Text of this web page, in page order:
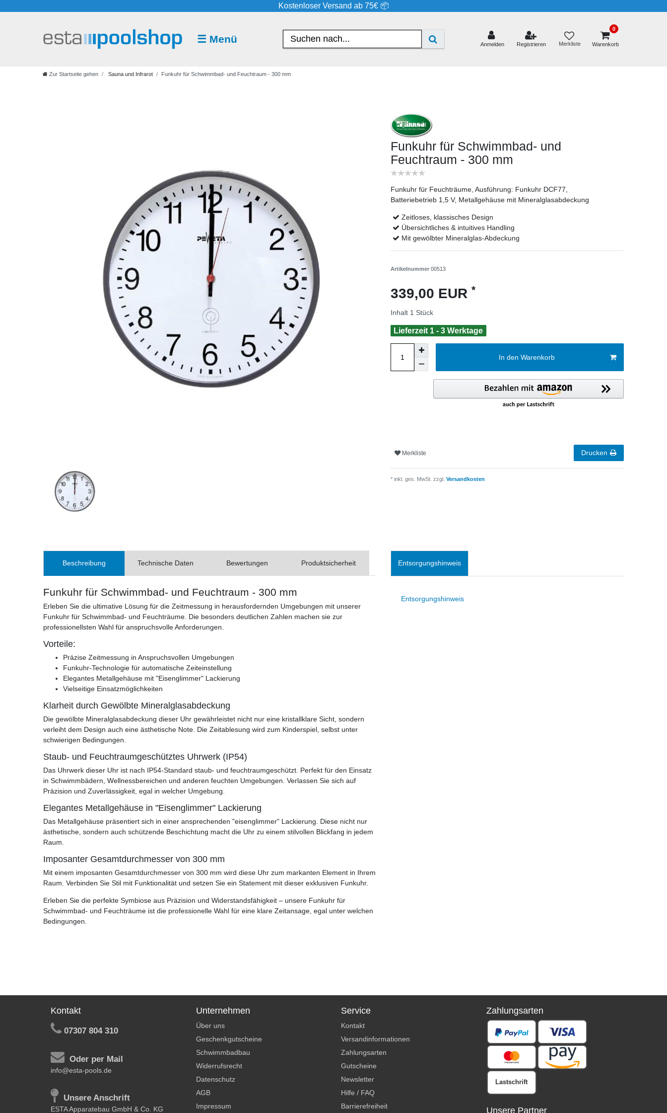
Kostenloser Versand ab 75€ 📦
☰ Menü Anmelden Registrieren Merkliste
0
Warenkorb
Zur Startseite gehen Sauna und Infrarot Funkuhr für Schwimmbad- und Feuchtraum - 300 mm
Funkuhr für Schwimmbad- und
Feuchtraum - 300 mm
Funkuhr für Feuchträume, Ausführung: Funkuhr DCF77,
Batteriebetrieb 1,5 V, Metallgehäuse mit Mineralglasabdeckung
Zeitloses, klassisches Design
Übersichtliches & intuitives Handling
Mit gewölbter Mineralglas-Abdeckung
Artikelnummer 00513
339,00 EUR *
Inhalt 1 Stück
Lieferzeit 1 - 3 Werktage
In den Warenkorb
Merkliste Drucken
* inkl. ges. MwSt. zzgl. Versandkosten
Beschreibung Technische Daten Bewertungen Produktsicherheit
Funkuhr für Schwimmbad- und Feuchtraum - 300 mm
Erleben Sie die ultimative Lösung für die Zeitmessung in herausfordernden Umgebungen mit unserer
Funkuhr für Schwimmbad- und Feuchträume. Die besonders deutlichen Zahlen machen sie zur
professionellsten Wahl für anspruchsvolle Anforderungen.
Vorteile:
Präzise Zeitmessung in Anspruchsvollen Umgebungen
Funkuhr-Technologie für automatische Zeiteinstellung
Elegantes Metallgehäuse mit "Eisenglimmer" Lackierung
Vielseitige Einsatzmöglichkeiten
Klarheit durch Gewölbte Mineralglasabdeckung
Die gewölbte Mineralglasabdeckung dieser Uhr gewährleistet nicht nur eine kristallklare Sicht, sondern
verleiht dem Design auch eine ästhetische Note. Die Zeitablesung wird zum Kinderspiel, selbst unter
schwierigen Bedingungen.
Staub- und Feuchtraumgeschütztes Uhrwerk (IP54)
Das Uhrwerk dieser Uhr ist nach IP54-Standard staub- und feuchtraumgeschützt. Perfekt für den Einsatz
in Schwimmbädern, Wellnessbereichen und anderen feuchten Umgebungen. Verlassen Sie sich auf
Präzision und Zuverlässigkeit, egal in welcher Umgebung.
Elegantes Metallgehäuse in "Eisenglimmer" Lackierung
Das Metallgehäuse präsentiert sich in einer ansprechenden "eisenglimmer" Lackierung. Diese nicht nur
ästhetische, sondern auch schützende Beschichtung macht die Uhr zu einem stilvollen Blickfang in jedem
Raum.
Imposanter Gesamtdurchmesser von 300 mm
Mit einem imposanten Gesamtdurchmesser von 300 mm wird diese Uhr zum markanten Element in Ihrem
Raum. Verbinden Sie Stil mit Funktionalität und setzen Sie ein Statement mit dieser exklusiven Funkuhr.
Erleben Sie die perfekte Symbiose aus Präzision und Widerstandsfähigkeit – unsere Funkuhr für
Schwimmbad- und Feuchträume ist die professionelle Wahl für eine klare Zeitansage, egal unter welchen
Bedingungen.
Entsorgungshinweis
Entsorgungshinweis
Kontakt
07307 804 310
Oder per Mail
info@esta-pools.de
Unsere Anschrift
ESTA Apparatebau GmbH & Co. KG
Unternehmen
Über uns
Geschenkgutscheine
Schwimmbadbau
Widerrufsrecht
Datenschutz
AGB
Impressum
Service
Kontakt
Versandinformationen
Zahlungsarten
Gutscheine
Newsletter
Hilfe / FAQ
Barrierefreiheit
Zahlungsarten
Lastschrift
Unsere Partner